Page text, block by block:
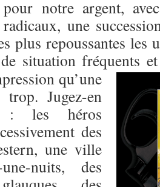
notre argent,
une
plus repoussantes les
de situation fréquents
qu’une
Jugez-en
: les héros
des
une ville
nuits, des